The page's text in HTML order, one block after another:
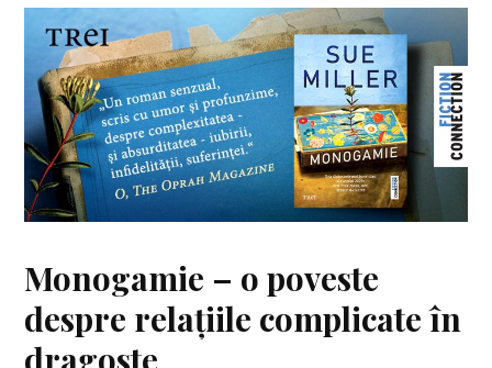
Monogamie – o poveste
despre relațiile complicate în
dragoste